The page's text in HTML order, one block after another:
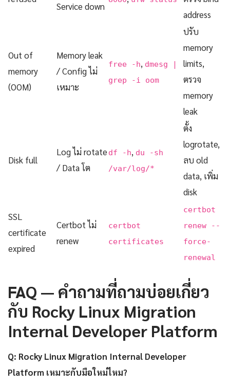
Service down
address
Out of
memory
(OOM)
Memory leak
/ Config ไม่
เหมาะ
free -h, dmesg |
grep -i oom
ปรับ
memory
limits,
ตรวจ
memory
leak
Disk full
Log ไม่ rotate
/ Data โต
df -h, du -sh
/var/log/*
ตั้ง
logrotate,
ลบ old
data, เพิ่ม
disk
SSL
certificate
expired
Certbot ไม่
renew
certbot
certificates
certbot
renew --
force-
renewal
FAQ — คำถามที่ถามบ่อยเกี่ยว
กับ Rocky Linux Migration
Internal Developer Platform
Q: Rocky Linux Migration Internal Developer
Platform เหมาะกับมือใหม่ไหม?